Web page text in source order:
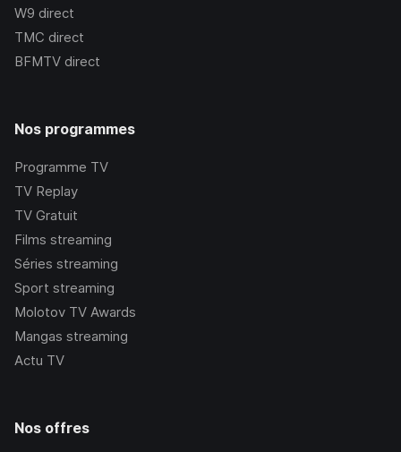
W9 direct
TMC direct
BFMTV direct
Nos programmes
Programme TV
TV Replay
TV Gratuit
Films streaming
Séries streaming
Sport streaming
Molotov TV Awards
Mangas streaming
Actu TV
Nos offres